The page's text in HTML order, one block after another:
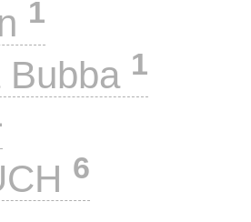
1
Bubba 1
6